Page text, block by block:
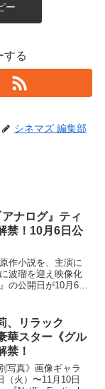
ー
する
シネマズ 編集部
ナログ』ティ
禁！10月6日公
作小説を、主演に
波瑠を迎え映像化
の公開日が10月6日
店「ピアノ」で“木
、リラック
華スター《グル
禁！
写真》画像ギャラ
（火）〜11月10日